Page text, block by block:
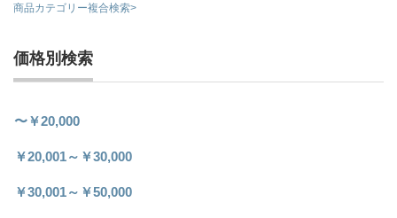
商品カテゴリー複合検索>
価格別検索
〜￥20,000
￥20,001～￥30,000
￥30,001～￥50,000